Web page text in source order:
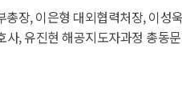
장, 이은형 대외협력처장, 이성
, 유진현 해공지도자과정 총동